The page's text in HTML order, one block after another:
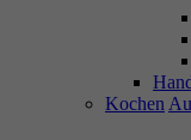
Kochen